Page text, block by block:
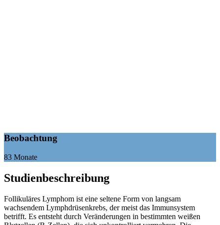
Beobachtung
83 Monate
Studienbeschreibung
Follikuläres Lymphom ist eine seltene Form von langsam
wachsendem Lymphdrüsenkrebs, der meist das Immunsystem
betrifft. Es entsteht durch Veränderungen in bestimmten weißen